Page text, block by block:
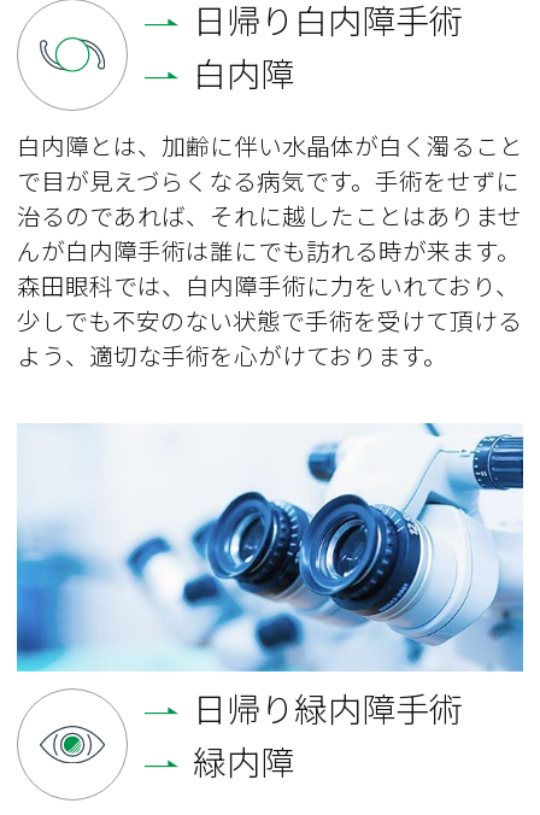
日帰り白内障手術
白内障
白内障とは、加齢に伴い水晶体が白く濁ること
で目が見えづらくなる病気です。手術をせずに
治るのであれば、それに越したことはありませ
んが白内障手術は誰にでも訪れる時が来ます。
森田眼科では、白内障手術に力をいれており、
少しでも不安のない状態で手術を受けて頂ける
よう、適切な手術を心がけております。
日帰り緑内障手術
緑内障